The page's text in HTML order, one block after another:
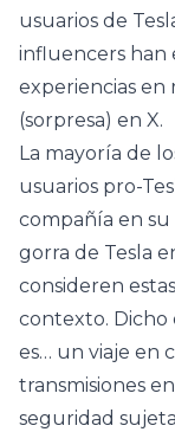
usuarios de
influencers han
experiencias en
(sorpresa) en X.
La mayoría de
usuarios pro-
compañía en su
gorra de Tesla
consideren
contexto. Dicho
es… un viaje en
transmisiones
seguridad